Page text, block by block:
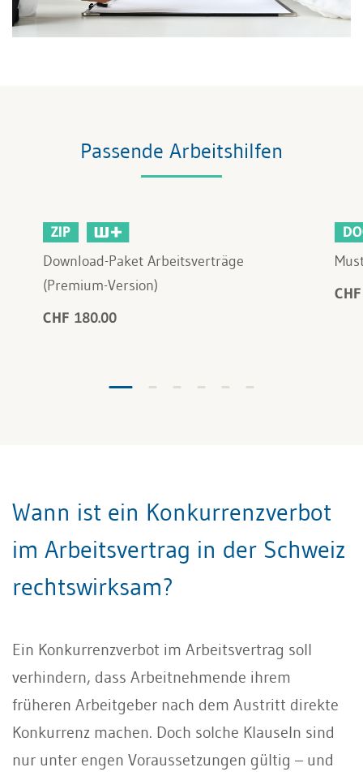
Passende Arbeitshilfen
ZIP
Download-Paket Arbeitsverträge
(Premium-Version)
CHF 180.00
Wann ist ein Konkurrenzverbot
im Arbeitsvertrag in der Schweiz
rechtswirksam?
Ein Konkurrenzverbot im Arbeitsvertrag soll
verhindern, dass Arbeitnehmende ihrem
früheren Arbeitgeber nach dem Austritt direkte
Konkurrenz machen. Doch solche Klauseln sind
nur unter engen Voraussetzungen gültig – und